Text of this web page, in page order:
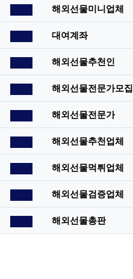
공지사항해외선물미니업체
공지사항대여계좌
공지사항해외선물추천인
공지사항해외선물전문가모집
공지사항해외선물전문가
공지사항해외선물추천업체
공지사항해외선물먹튀업체
공지사항해외선물검증업체
공지사항해외선물총판